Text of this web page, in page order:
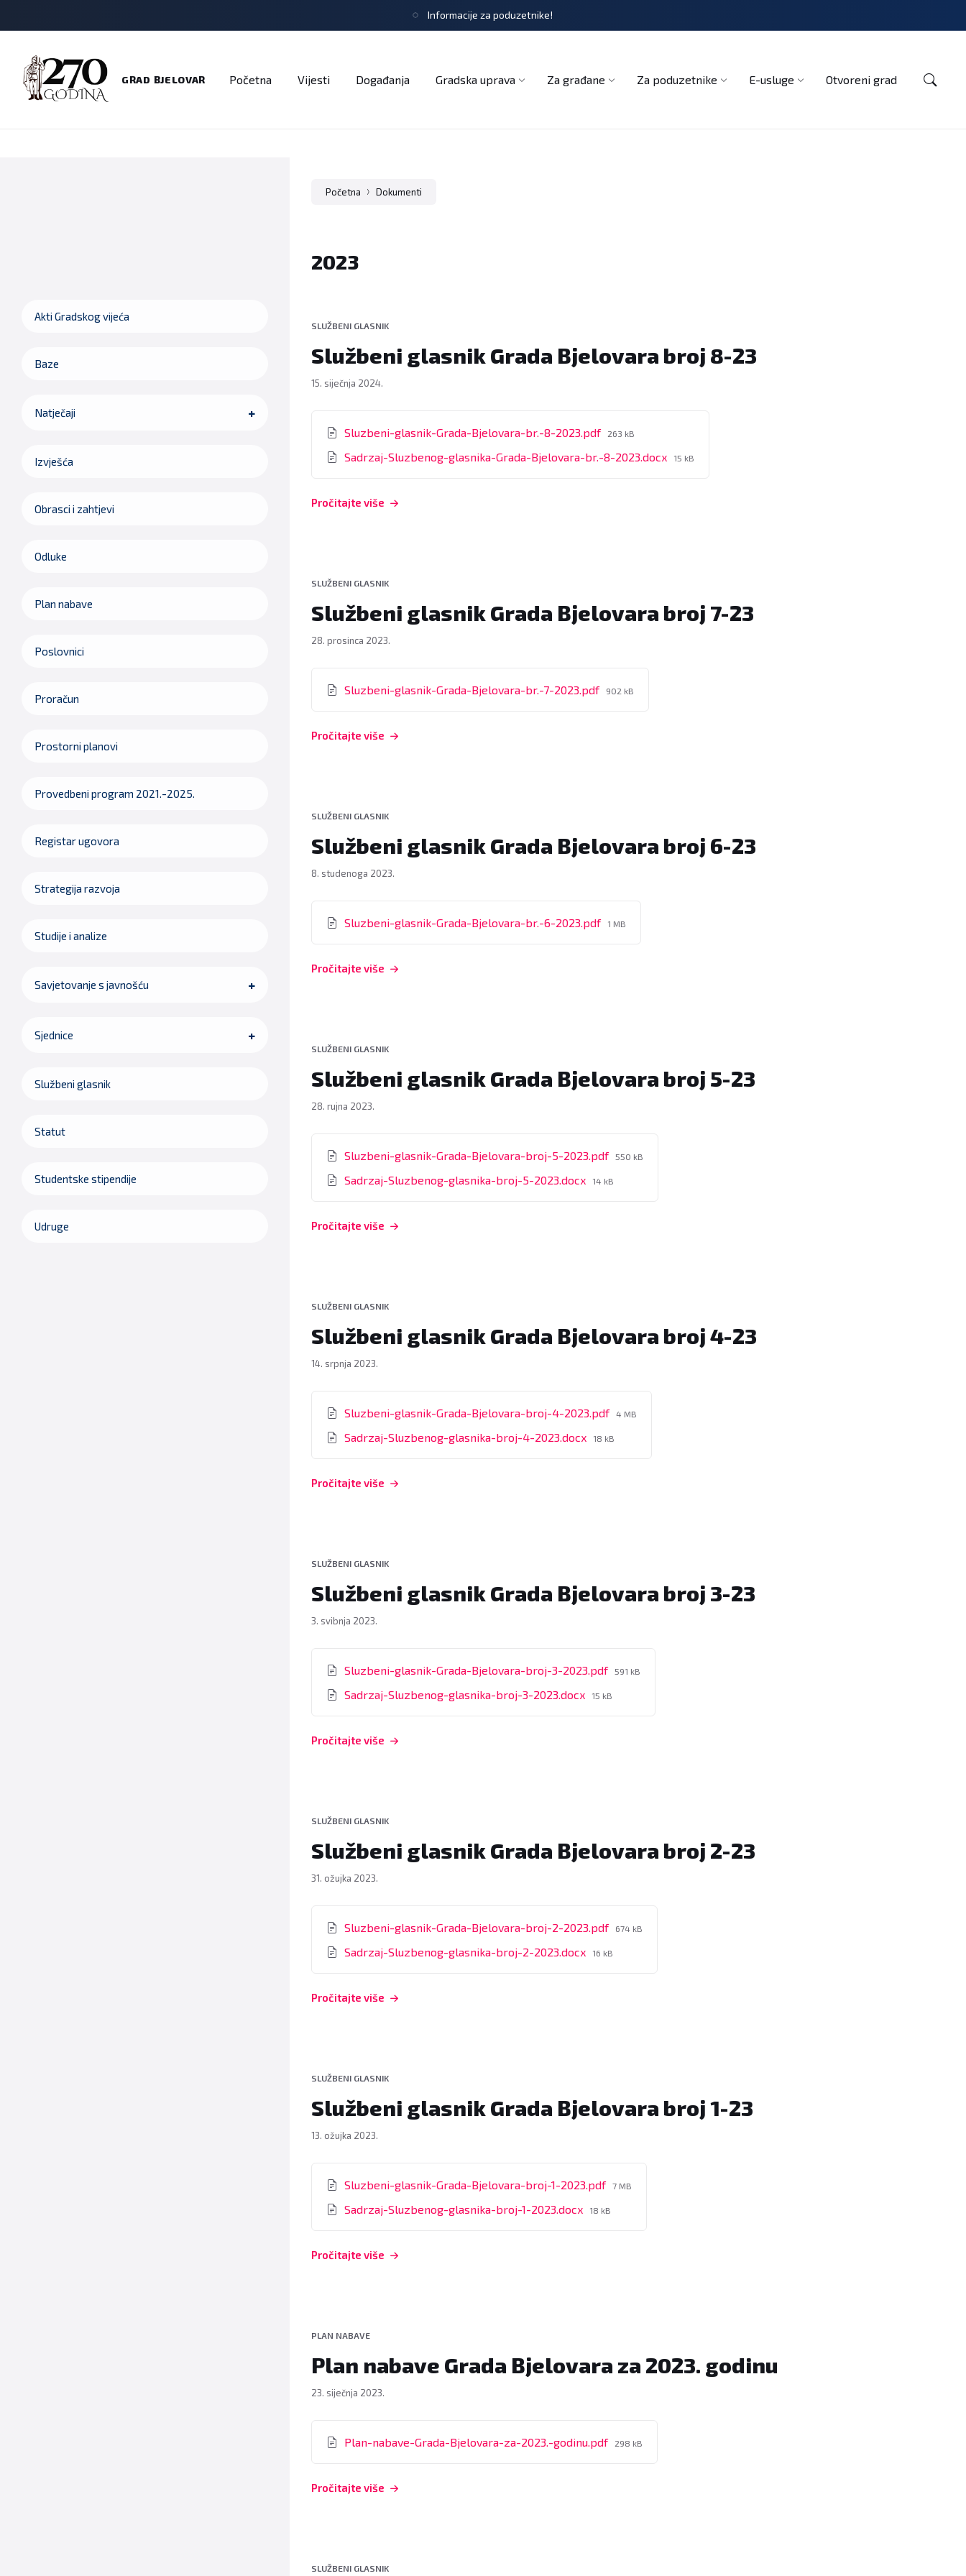
Informacije za poduzetnike!
GRAD BJELOVAR Početna Vijesti Događanja Gradska uprava Za građane Za poduzetnike E-usluge Otvoreni grad
Početna Dokumenti
2023
SLUŽBENI GLASNIK
Službeni glasnik Grada Bjelovara broj 8-23
15. siječnja 2024.
Sluzbeni-glasnik-Grada-Bjelovara-br.-8-2023.pdf File
263 kB
Sadrzaj-Sluzbenog-glasnika-Grada-Bjelovara-br.-8-2023.docx File
15 kB
Pročitajte više
SLUŽBENI GLASNIK
Službeni glasnik Grada Bjelovara broj 7-23
28. prosinca 2023.
Sluzbeni-glasnik-Grada-Bjelovara-br.-7-2023.pdf File
902 kB
Pročitajte više
SLUŽBENI GLASNIK
Službeni glasnik Grada Bjelovara broj 6-23
8. studenoga 2023.
Sluzbeni-glasnik-Grada-Bjelovara-br.-6-2023.pdf File
1 MB
Pročitajte više
SLUŽBENI GLASNIK
Službeni glasnik Grada Bjelovara broj 5-23
28. rujna 2023.
Sluzbeni-glasnik-Grada-Bjelovara-broj-5-2023.pdf File
550 kB
Sadrzaj-Sluzbenog-glasnika-broj-5-2023.docx File
14 kB
Pročitajte više
SLUŽBENI GLASNIK
Službeni glasnik Grada Bjelovara broj 4-23
14. srpnja 2023.
Sluzbeni-glasnik-Grada-Bjelovara-broj-4-2023.pdf File
4 MB
Sadrzaj-Sluzbenog-glasnika-broj-4-2023.docx File
18 kB
Pročitajte više
SLUŽBENI GLASNIK
Službeni glasnik Grada Bjelovara broj 3-23
3. svibnja 2023.
Sluzbeni-glasnik-Grada-Bjelovara-broj-3-2023.pdf File
591 kB
Sadrzaj-Sluzbenog-glasnika-broj-3-2023.docx File
15 kB
Pročitajte više
SLUŽBENI GLASNIK
Službeni glasnik Grada Bjelovara broj 2-23
31. ožujka 2023.
Sluzbeni-glasnik-Grada-Bjelovara-broj-2-2023.pdf File
674 kB
Sadrzaj-Sluzbenog-glasnika-broj-2-2023.docx File
16 kB
Pročitajte više
SLUŽBENI GLASNIK
Službeni glasnik Grada Bjelovara broj 1-23
13. ožujka 2023.
Sluzbeni-glasnik-Grada-Bjelovara-broj-1-2023.pdf File
7 MB
Sadrzaj-Sluzbenog-glasnika-broj-1-2023.docx File
18 kB
Pročitajte više
PLAN NABAVE
Plan nabave Grada Bjelovara za 2023. godinu
23. siječnja 2023.
Plan-nabave-Grada-Bjelovara-za-2023.-godinu.pdf File
298 kB
Pročitajte više
SLUŽBENI GLASNIK
Akti Gradskog vijeća
Baze
Natječaji
Izvješća
Obrasci i zahtjevi
Odluke
Plan nabave
Poslovnici
Proračun
Prostorni planovi
Provedbeni program 2021.-2025.
Registar ugovora
Strategija razvoja
Studije i analize
Savjetovanje s javnošću
Sjednice
Službeni glasnik
Statut
Studentske stipendije
Udruge